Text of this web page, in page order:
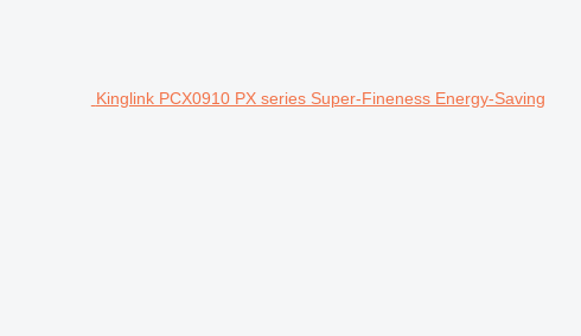
Kinglink PCX0910 PX series Super-Fineness Energy-Saving